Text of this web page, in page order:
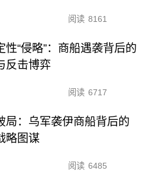
阅读 8161
性“侵略”：商船遇袭背后的
反击博弈
阅读 6717
局：乌军袭伊商船背后的
略图谋
阅读 6485